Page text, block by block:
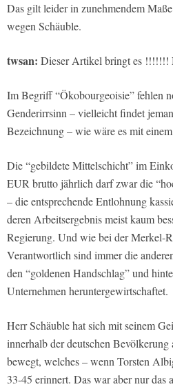
Das gilt leider in zunehmendem
wegen Schäuble.
twsan: Dieser Artikel bringt es !!!!!!!
Im Begriff “Ökobourgeoisie” fehlen
Genderirrsinn – vielleicht findet
Bezeichnung – wie wäre es mit
Die “gebildete Mittelschicht” im
EUR brutto jährlich darf zwar die
– die entsprechende Entlohnung
deren Arbeitsergebnis meist kaum
Regierung. Und wie bei der Merkel-
Verantwortlich sind immer die
den “goldenen Handschlag” und
Unternehmen heruntergewirtschaftet.
Herr Schäuble hat sich mit seinem
innerhalb der deutschen
bewegt, welches – wenn Torsten
33-45 erinnert. Das war aber nur das